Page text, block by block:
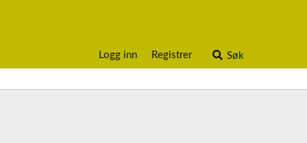
Logg inn Registrer Søk